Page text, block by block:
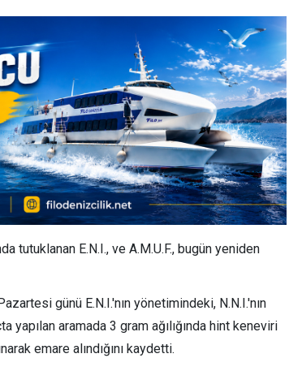
tutuklanan E.N.I., ve A.M.U.F., bugün yeniden
günü E.N.I.'nın yönetimindeki, N.N.I.'nın
yapılan aramada 3 gram ağılığında hint keneviri
emare alındığını kaydetti.